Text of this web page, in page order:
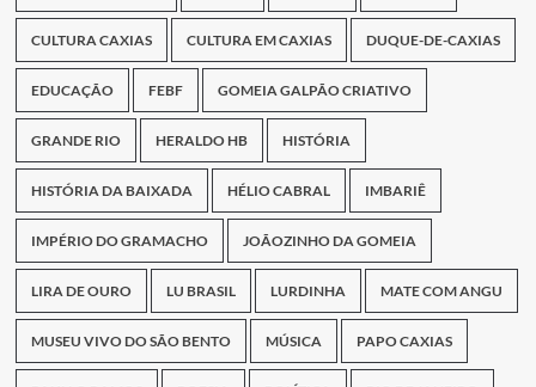
CULTURA CAXIAS CULTURA EM CAXIAS DUQUE-DE-CAXIAS
EDUCAÇÃO FEBF GOMEIA GALPÃO CRIATIVO
GRANDE RIO HERALDO HB HISTÓRIA
HISTÓRIA DA BAIXADA HÉLIO CABRAL IMBARIÊ
IMPÉRIO DO GRAMACHO JOÃOZINHO DA GOMEIA
LIRA DE OURO LU BRASIL LURDINHA MATE COM ANGU
MUSEU VIVO DO SÃO BENTO MÚSICA PAPO CAXIAS